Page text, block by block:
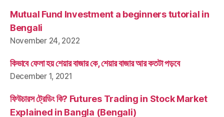
Mutual Fund Investment a beginners tutorial in
Bengali
November 24, 2022
কিভাবে ফেলা হয় শেয়ার বাজার কে, শেয়ার বাজার আর কতটা পড়বে
December 1, 2021
ফিউচারস ট্রেডিং কি? Futures Trading in Stock Market
Explained in Bangla (Bengali)